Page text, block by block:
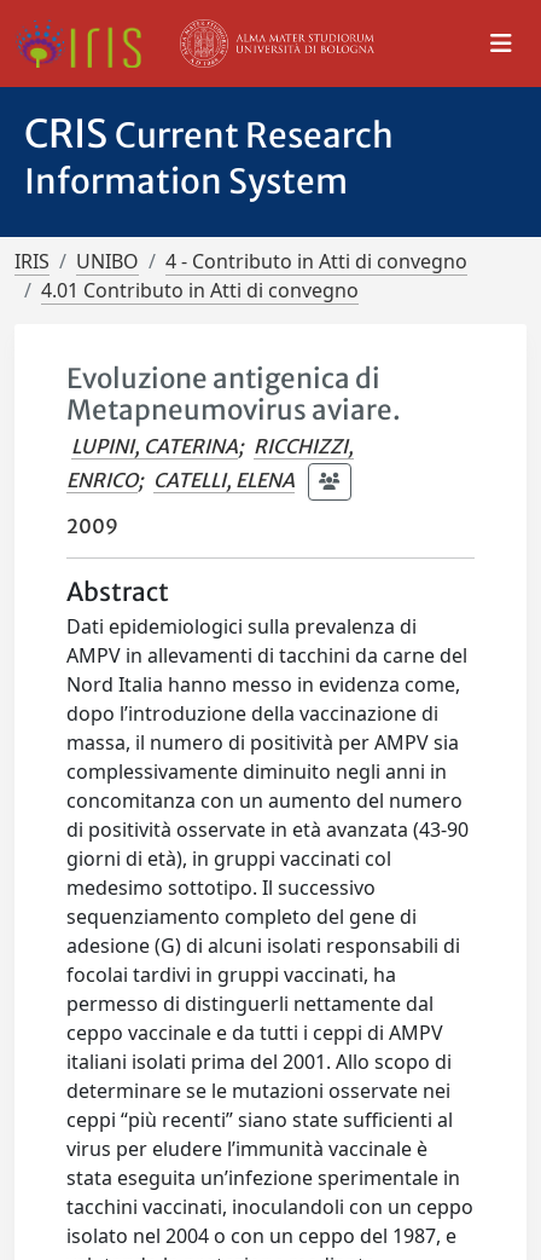
CRIS Current Research
Information System
IRIS UNIBO
4 - Contributo in Atti di convegno
4.01 Contributo in Atti di convegno
Evoluzione antigenica di
Metapneumovirus aviare.
LUPINI, CATERINA; RICCHIZZI,
ENRICO; CATELLI, ELENA
2009
Abstract
Dati epidemiologici sulla prevalenza di
AMPV in allevamenti di tacchini da carne del
Nord Italia hanno messo in evidenza come,
dopo l’introduzione della vaccinazione di
massa, il numero di positività per AMPV sia
complessivamente diminuito negli anni in
concomitanza con un aumento del numero
di positività osservate in età avanzata (43-90
giorni di età), in gruppi vaccinati col
medesimo sottotipo. Il successivo
sequenziamento completo del gene di
adesione (G) di alcuni isolati responsabili di
focolai tardivi in gruppi vaccinati, ha
permesso di distinguerli nettamente dal
ceppo vaccinale e da tutti i ceppi di AMPV
italiani isolati prima del 2001. Allo scopo di
determinare se le mutazioni osservate nei
ceppi “più recenti” siano state sufficienti al
virus per eludere l’immunità vaccinale è
stata eseguita un’infezione sperimentale in
tacchini vaccinati, inoculandoli con un ceppo
isolato nel 2004 o con un ceppo del 1987, e